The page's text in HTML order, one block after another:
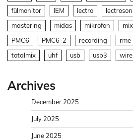
fülmonitor
IEM lectro
mastering
midas mikrofon
PMC6
PMC6-2 recording rme
totalmix
uhf usb usb3
Archives
December 2025
July 2025
June 2025